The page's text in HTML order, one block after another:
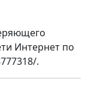
Интернет по
.